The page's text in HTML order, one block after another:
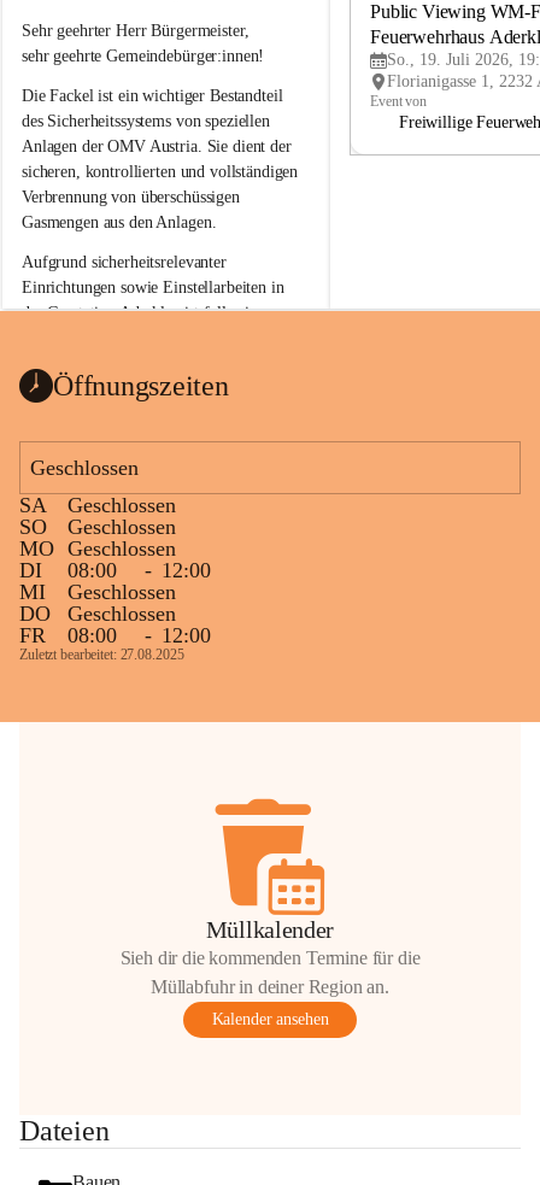
r
k
a
a
Sehr geehrter Herr Bürgermeister,
sehr geehrte Gemeindebürger:innen!
Die Fackel ist ein wichtiger Bestandteil
des Sicherheitssystems von speziellen
Anlagen der OMV Austria. Sie dient der
sicheren, kontrollierten und vollständigen
Verbrennung von überschüssigen
Gasmengen aus den Anlagen.
Aufgrund sicherheitsrelevanter
Einrichtungen sowie Einstellarbeiten in
der Gasstation Aderklaa ist fallweise
kommenden Tagen und Wochen wird
sein.
Die OMV Austria ist bemüht, für die
Bevölkerung ungewohnte, jedoch
technisch notwendige Betriebszustände so
kurz wie möglich zu halten.
Wir bitten daher die umliegende
Bevölkerung um Verständnis.
anrainer-service@omv.com
Bei Fragen, Anliegen oder Beschwerden.
Die OMV wird im Zuge von
Public Viewing WM-
Feuerwehrhaus
So., 19. Juli 2026,
Event von
Freiwillige
Öffnungszeiten
Geschlossen
SA
Geschlossen
SO
Geschlossen
MO Geschlossen
DI
08:00 - 12:00
MI
Geschlossen
DO
Geschlossen
FR
08:00 - 12:00
Zuletzt bearbeitet: 27.08.2025
Müllkalender
Sieh dir die kommenden Termine für die
Müllabfuhr in deiner Region an.
Kalender ansehen
Dateien